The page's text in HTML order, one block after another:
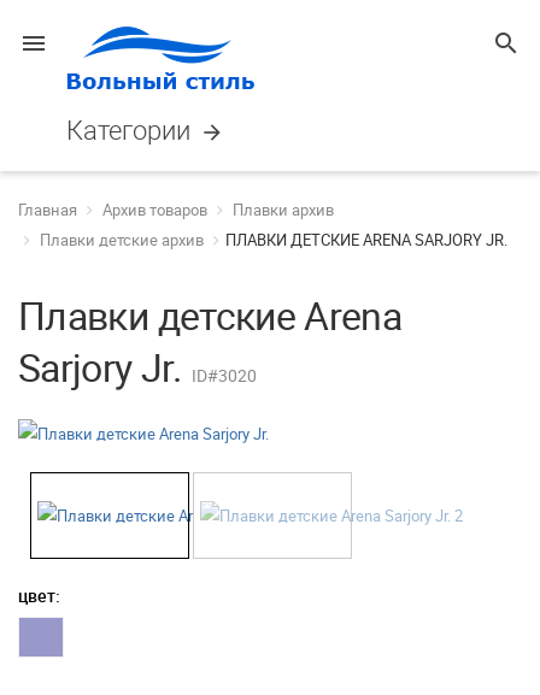
menu search
Категории arrow_forward
Главная Архив товаров
Плавки архив
Плавки детские архив
ПЛАВКИ ДЕТСКИЕ ARENA SARJORY JR.
Плавки детские Arena
Sarjory Jr. ID#3020
цвет: